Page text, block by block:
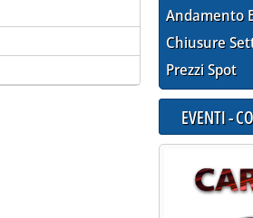
Andamento
Chiusure
Prezzi Spot
EVENTI -